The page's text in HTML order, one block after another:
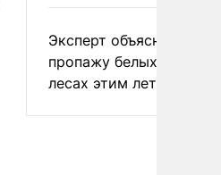
Эксперт объяснил
пропажу белых грибов
лесах этим летом